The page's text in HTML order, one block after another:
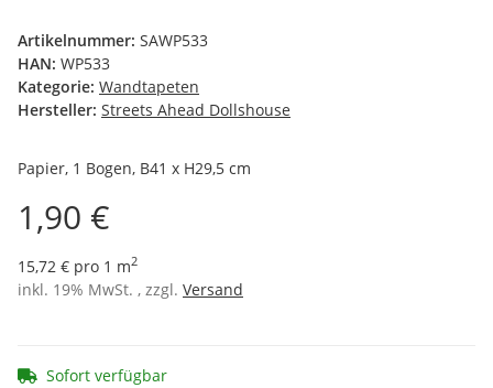
Artikelnummer: SAWP533
HAN: WP533
Kategorie: Wandtapeten
Hersteller: Streets Ahead Dollshouse
Papier, 1 Bogen, B41 x H29,5 cm
1,90 €
15,72 € pro 1 m2
inkl. 19% MwSt. , zzgl. Versand
Sofort verfügbar